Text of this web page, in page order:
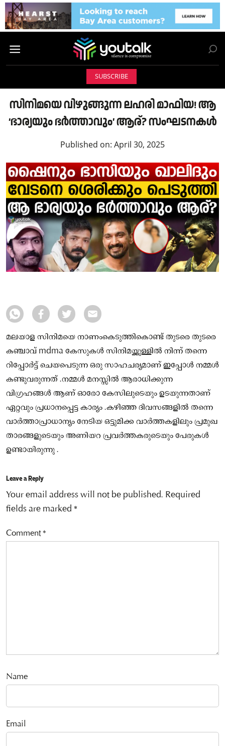
SUBSCRIBE
സിനിമയെ വിഴുങ്ങുന്ന ലഹരി മാഫിയ! ആ
‘ഭാര്യയും ഭർത്താവും’ ആര്? സംഘടനകൾ
Published on: April 30, 2025
മലയാള സിനിമയെ നാണംകെടുത്തികൊണ്ട് തുടരെ തുടരെ
കഞ്ചാവ് mdma കേസുകൾ സിനിമയ്ക്കുള്ളിൽ നിന്ന് തന്നെ
റിപ്പോർട്ട് ചെയപെടുന്ന ഒരു സാഹചര്യമാണ് ഇപ്പോൾ നമ്മൾ
കണ്ടുവരുന്നത് .നമ്മൾ മനസ്സിൽ ആരാധിക്കുന്ന
വിഗ്രഹങ്ങൾ ആണ് ഓരോ കേസിലുടെയും ഉടയുന്നതാണ്
ഏറ്റവും പ്രധാനപ്പെട്ട കാര്യം .കഴിഞ്ഞ ദിവസങ്ങളിൽ തന്നെ
വാർത്താപ്രാധാന്യം നേടിയ ഒട്ടുമിക്ക വാർത്തകളിലും പ്രമുഖ
താരങ്ങളുടെയും അണിയറ പ്രവർത്തകരുടെയും പേരുകൾ
ഉണ്ടായിരുന്നു .
Leave a Reply
Your email address will not be published. Required
fields are marked *
Comment*
Name
Email